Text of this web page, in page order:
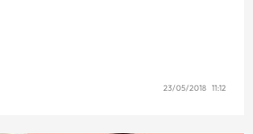
23/05/2018 11:12